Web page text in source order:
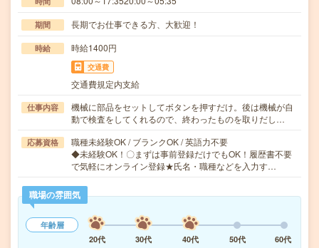
期間 長期でお仕事できる方、大歓迎！
時給 時給1400円
交通費
交通費規定内支給
仕事内容
機械に部品をセットしてボタンを押すだけ。後は機械が自
動で検査をしてくれるので、終わったものを取りだし…
応募資格
職種未経験OK / ブランクOK / 英語力不要
◆未経験OK！〇まずは事前登録だけでもOK！履歴書不要
で気軽にオンライン登録★氏名・職種などを入力す…
職場の雰囲気
年齢層
20代
30代 40代 50代 60代